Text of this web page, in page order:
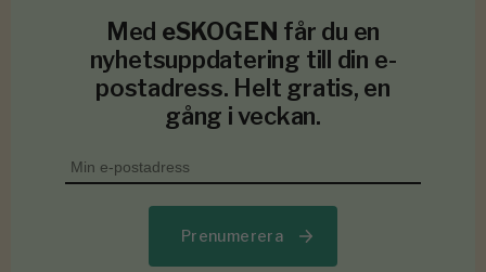
Med eSKOGEN får du en
nyhetsuppdatering till din e-
postadress. Helt gratis, en
gång i veckan.
Prenumerera